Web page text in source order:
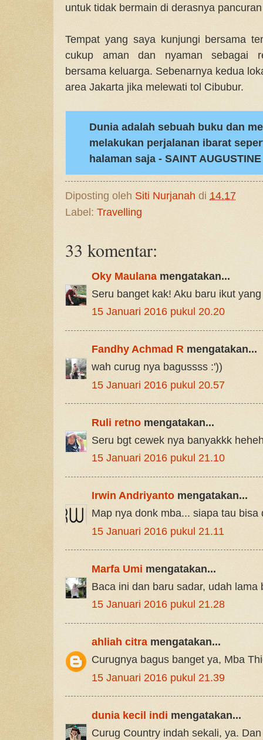
untuk tidak bermain di derasnya
Tempat yang saya kunjungi bersama
cukup aman dan nyaman sebagai
bersama keluarga. Sebenarnya kedua
area Jakarta jika melewati tol Cibubur.
Dunia adalah sebuah buku dan
melakukan perjalanan ibarat
halaman saja - SAINT
Diposting oleh Siti Nurjanah di 14.17
Label: Travelling
33 komentar:
Oky Maulana mengatakan...
Seru banget kak! Aku baru ikut
15 Januari 2016 pukul 20.20
Fandhy Achmad R mengatakan...
wah curug nya bagussss :'))
15 Januari 2016 pukul 20.57
Ruli retno mengatakan...
Seru bgt cewek nya banyakkk
15 Januari 2016 pukul 21.10
Irwin Andriyanto mengatakan...
Map nya donk mba... siapa tau bisa
15 Januari 2016 pukul 21.11
Marfa Umi mengatakan...
Baca ini dan baru sadar, udah lama
15 Januari 2016 pukul 21.28
ahliah citramengatakan...
Curugnya bagus banget ya, Mba
15 Januari 2016 pukul 21.39
dunia kecil indi mengatakan...
Curug Country indah sekali, ya.